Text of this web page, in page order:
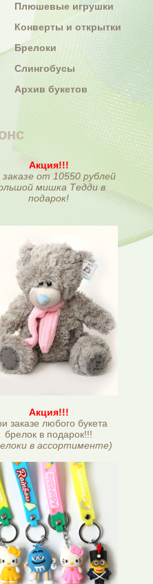
Плюшевые игрушки
Конверты и открытки
Брелоки
Слингобусы
Архив букетов
Акция!!!
от 10550 рублей
мишка Тедди в
подарок!
Акция!!!
заказе любого букета
брелок в подарок!!!
в ассортименте)